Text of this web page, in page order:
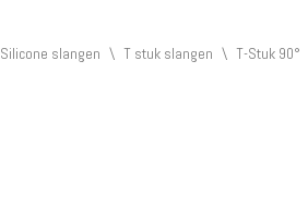
Silicone slangen \ T stuk slangen \ T-Stuk 90°